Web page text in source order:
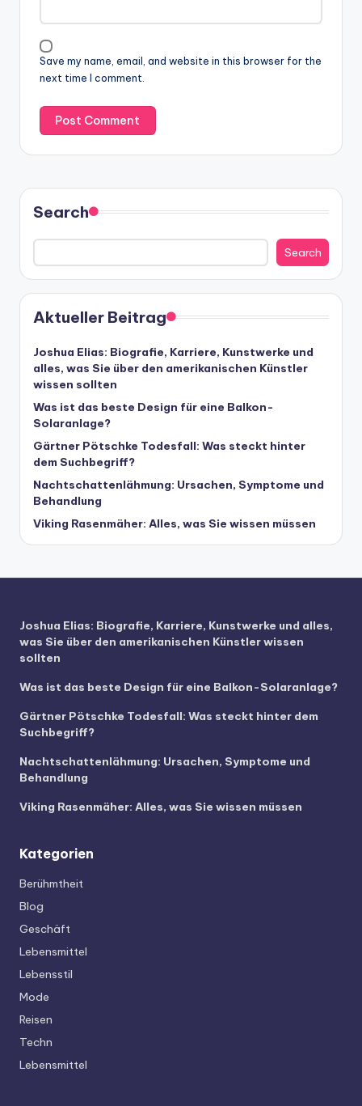
Save my name, email, and website in this browser for the
next time I comment.
Search
Search
Aktueller Beitrag
Joshua Elias: Biografie, Karriere, Kunstwerke und
alles, was Sie über den amerikanischen Künstler
wissen sollten
Was ist das beste Design für eine Balkon-
Solaranlage?
Gärtner Pötschke Todesfall: Was steckt hinter
dem Suchbegriff?
Nachtschattenlähmung: Ursachen, Symptome und
Behandlung
Viking Rasenmäher: Alles, was Sie wissen müssen
Joshua Elias: Biografie, Karriere, Kunstwerke und alles,
was Sie über den amerikanischen Künstler wissen
sollten
Was ist das beste Design für eine Balkon-Solaranlage?
Gärtner Pötschke Todesfall: Was steckt hinter dem
Suchbegriff?
Nachtschattenlähmung: Ursachen, Symptome und
Behandlung
Viking Rasenmäher: Alles, was Sie wissen müssen
Kategorien
Berühmtheit
Blog
Geschäft
Lebensmittel
Lebensstil
Mode
Reisen
Techn
Lebensmittel